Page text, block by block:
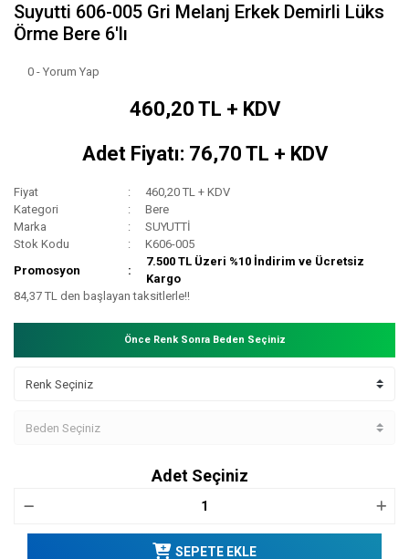
Suyutti 606-005 Gri Melanj Erkek Demirli Lüks
Örme Bere 6'lı
0 - Yorum Yap
460,20 TL + KDV
Adet Fiyatı: 76,70 TL + KDV
Fiyat
460,20 TL + KDV
Kategori
Bere
Marka
SUYUTTİ
Stok Kodu
K606-005
Promosyon
7.500 TL Üzeri %10 İndirim ve Ücretsiz
Kargo
84,37 TL den başlayan taksitlerle!!
Önce Renk Sonra Beden Seçiniz
Adet Seçiniz
SEPETE EKLE